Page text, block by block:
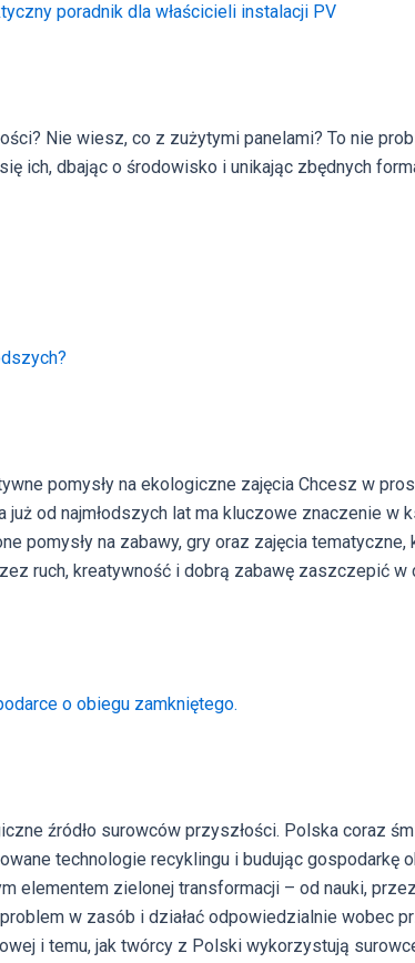
poradnik dla właścicieli instalacji PV
Nie wiesz, co z zużytymi panelami? To nie
ich, dbając o środowisko i unikając zbędnych
pomysły na ekologiczne zajęcia Chcesz w
od najmłodszych lat ma kluczowe znaczenie w
pomysły na zabawy, gry oraz zajęcia
ruch, kreatywność i dobrą zabawę zaszczepić
o obiegu zamkniętego.
źródło surowców przyszłości. Polska coraz
technologie recyklingu i budując gospodarkę
elementem zielonej transformacji – od nauki,
w zasób i działać odpowiedzialnie wobec
i temu, jak twórcy z Polski wykorzystują